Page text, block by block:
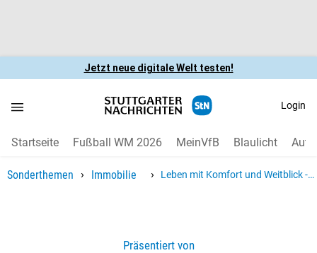
Jetzt neue digitale Welt testen!
Login
Startseite Fußball WM 2026 MeinVfB Blaulicht Auto
Sonderthemen › Immobilie ›
Leben mit Komfort und Weitblick -
Präsentiert von